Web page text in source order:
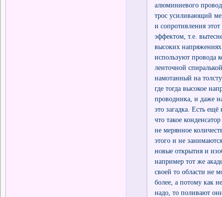
алюминиевого
трос усиливающий
и сопротивления
эффектом, т.е.
высоких
используют провода
ленточной
намотанный на
где тогда высокое
проводника, и даже
это загадка. Есть
что такое
не мерянное
этого и не
новые открытия и
например тот же
своей то области не
более, а потому как
надо, то поливают